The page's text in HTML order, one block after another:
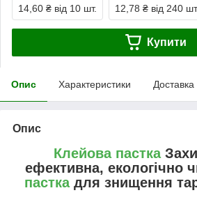
14,60 ₴ від 10 шт. 12,78 ₴ від 240
Купити
Опис Характеристики Доставка
Опис
Клейова пастка
ефективна, екологічно
пасткадля знищення